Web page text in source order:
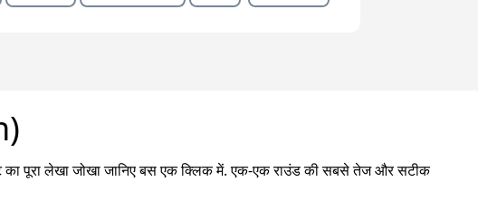
का पूरा लेखा जोखा जानिए बस एक क्लिक में. एक-एक राउंड की सबसे तेज और सटीक